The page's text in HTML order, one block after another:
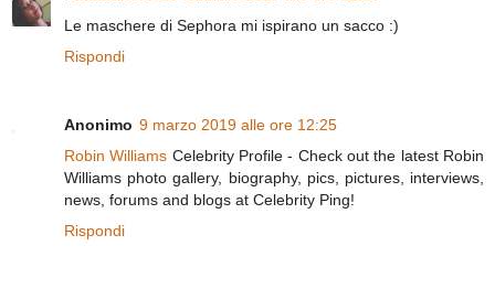
Le maschere di Sephora mi ispirano un sacco :)
Rispondi
Anonimo 9 marzo 2019 alle ore 12:25
Robin Williams Celebrity Profile - Check out the latest Robin
Williams photo gallery, biography, pics, pictures, interviews,
news, forums and blogs at Celebrity Ping!
Rispondi